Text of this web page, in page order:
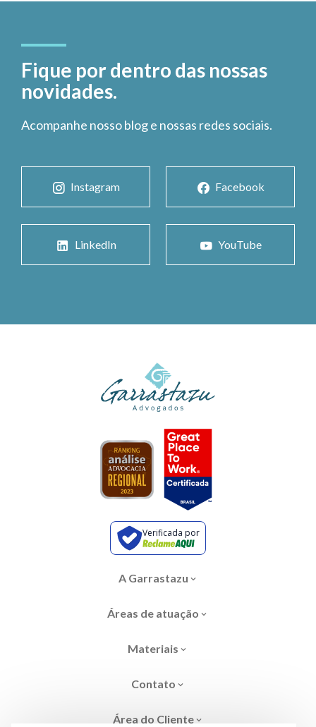
Fique por dentro das nossas
novidades.
Acompanhe nosso blog e nossas redes sociais.
Instagram Facebook
LinkedIn YouTube
Verificada por
A Garrastazu
Áreas de atuação
Materiais
Contato
Área do Cliente